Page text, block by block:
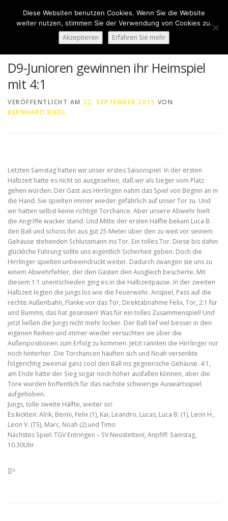
springen
D9-Junioren gewinnen ihr Heimspiel
mit 4:1
VERÖFFENTLICHT AM 22. SEPTEMBER 2015 VON
BERNHARD.RIEDL
Letzten Samstag hatten wir unser erstes Saisonspiel. In der ersten
Halbzeit hatte es nicht so ausgesehen, daß wir als Sieger vom Platz
gehen würden. Der Gast aus Hirrlingen nahm das Spiel von Beginn an in
die Hand. Sie spielten immer wieder gefährlich auf unser Tor zu. Und
wir hatten selbst keine richtige Torchance. Aber unsere Abwehr hielt
die Angriffe wacker stand. Und Mitte der ersten Hälfte bekam Luca B.
den Ball und schoss ihn aus gut 25 Meter über den zu weit vor seinem
Gehäuse stehenden Schlussmann ins Tor. Ein tolles Tor. Diese bis dahin
glückliche Führung sollte uns eigentlich Sicherheit geben. Doch die
Hirrlinger spielten unbeeindruckt weiter. Dadurch zwangen sie uns zu
einem Abwehrfehler, der den Gästen den Ausgleich bescherte. Mit
diesem 1:1 unentschieden ging es in die Halbzeitpause. In der zweiten
Halbzeit legten die Jungs los wie die Feuerwehr. Anspiel, Pass auf die
rechte Außenbahn, Flanke vor das Tor, Direktabnahme Felix, Tor, 2:1 für
uns! Bumms, das hat gesessen! Was für ein tolles Zusammenspiel! Und
jetzt ließen die Jungs nicht mehr locker. Der Ball lief viel besser in den
eigenen Reihen und immer wieder versuchten sie über die
Außenpositionen zum Erfolg zu kommen. Jetzt rannten die Hirrlinger nur
noch hinterher. Die Torchancen häuften sich und Noah versenkte
folgerichtig zweimal ganz cool den Ball ins gegnerische Gehäuse. 4:1,
am Ende hätte der Sieg sogar noch höher ausfallen können, aber die
Tore wurden hoffentlich für das nächste schwierige Auswärtsspiel
aufgehoben.
Jungs, tolle zweite Hälfte, weiter so!
Es kickten: Alrik, Benni, Felix (1), Kai, Leandro, Lucas, Luca B. (1), Leon H.,
Leon V. (TS), Marc, Noah (2) und Timo.
Nächstes Spiel: TGV Entringen – SV NeustettenI, Anpfiff: Samstag,
10.30Uhr
]]>
Diese Websiten benutzen Cookies. Wenn Sie die Website
weiter nutzen, stimmen Sie der Verwendung von Cookies zu.
Akzeptieren Erfahren Sie mehr